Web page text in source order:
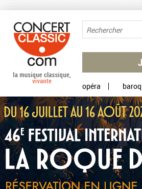
opéra